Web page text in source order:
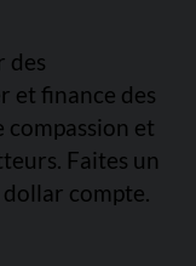
des
et finance des
compassion et
Faites un
compte.